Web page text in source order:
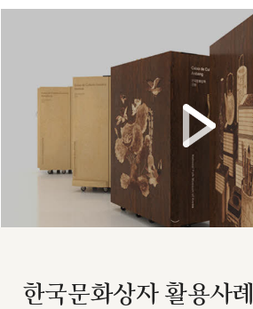
한국문화상자 활용사례